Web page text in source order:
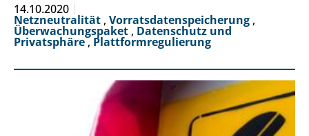
14.10.2020
Netzneutralität , Vorratsdatenspeicherung ,
Überwachungspaket , Datenschutz und
Privatsphäre,Plattformregulierung